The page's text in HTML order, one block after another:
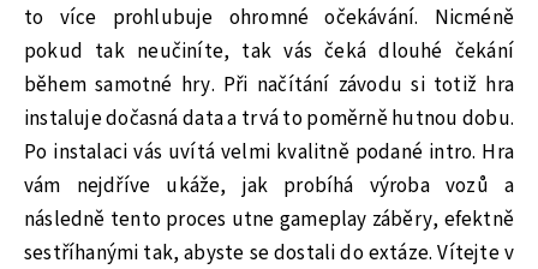
to více prohlubuje ohromné očekávání. Nicméně
pokud tak neučiníte, tak vás čeká dlouhé čekání
během samotné hry. Při načítání závodu si totiž hra
instaluje dočasná data a trvá to poměrně hutnou dobu.
Po instalaci vás uvítá velmi kvalitně podané intro. Hra
vám nejdříve ukáže, jak probíhá výroba vozů a
následně tento proces utne gameplay záběry, efektně
sestříhanými tak, abyste se dostali do extáze. Vítejte v